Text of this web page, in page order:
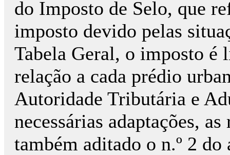
do Imposto de Selo, que
imposto devido pelas
Tabela Geral, o imposto é
relação a cada prédio
Autoridade Tributária e
necessárias adaptações,
também aditado o n.º 2 do